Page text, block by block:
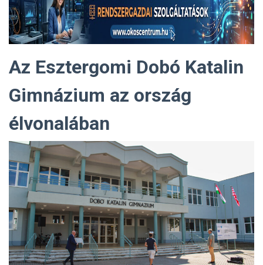
Az Esztergomi Dobó Katalin
Gimnázium az ország
élvonalában